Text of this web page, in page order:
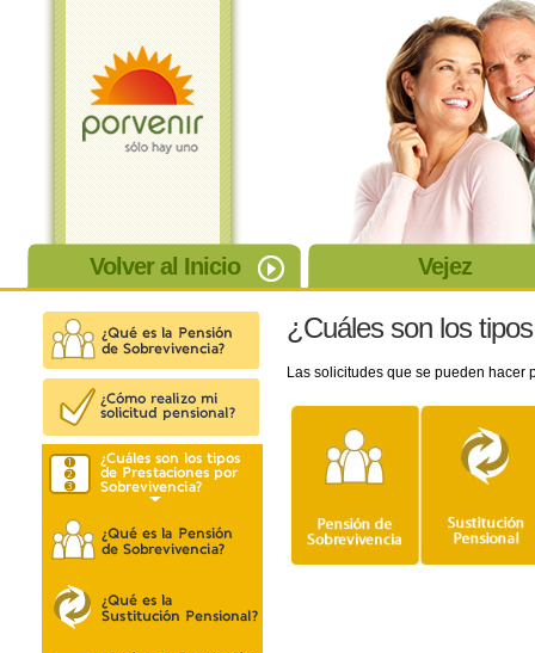
Volver al Inicio Vejez
¿Cuáles son los
Las solicitudes que se pueden hacer